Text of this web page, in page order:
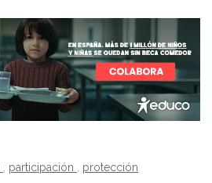
participación protección